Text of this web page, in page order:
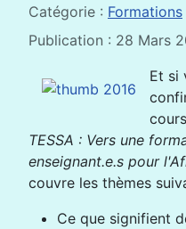
Catégorie : Formations
Publication : 28 Mars
Et si
TESSA : Vers une
enseignant.e.s pour
couvre les thèmes
Ce que signifient